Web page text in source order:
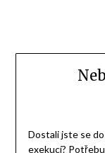
Dostali jste se
exekucí?